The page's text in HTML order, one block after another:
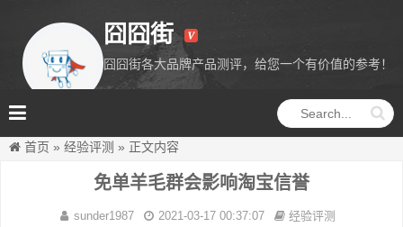
囧囧街
囧囧街各大品牌产品测评，给您一个有价值的参考！
首页 » 经验评测 » 正文内容
免单羊毛群会影响淘宝信誉
sunder1987 2021-03-17 00:37:07
经验评测